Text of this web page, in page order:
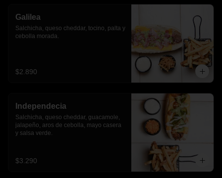
Galilea
Salchicha, queso cheddar, tocino, palta y
cebolla morada.
$2.890
Independecia
Salchicha, queso cheddar, guacamole,
jalapeño, aros de cebolla, mayo casera
y salsa verde.
$3.290